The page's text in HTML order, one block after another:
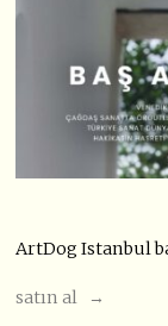
ArtDog Istanbul
satın al →